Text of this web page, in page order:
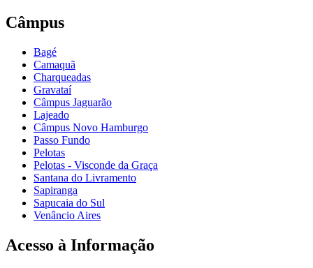
Câmpus
Bagé
Camaquã
Charqueadas
Gravataí
Câmpus Jaguarão
Lajeado
Câmpus Novo Hamburgo
Passo Fundo
Pelotas
Pelotas - Visconde da Graça
Santana do Livramento
Sapiranga
Sapucaia do Sul
Venâncio Aires
Acesso à Informação